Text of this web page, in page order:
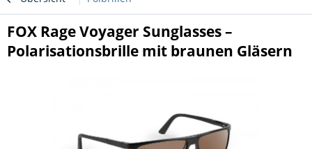
FOX Rage Voyager Sunglasses –
Polarisationsbrille mit braunen Gläsern